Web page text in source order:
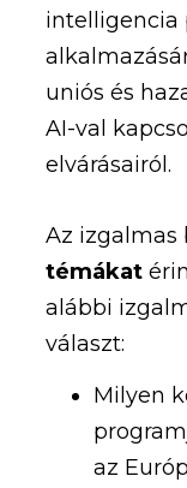
intelligencia
uniós és
AI-val
elvárásairól.
Az izgalmas
témákat
alábbi
választ:
Milyen
az